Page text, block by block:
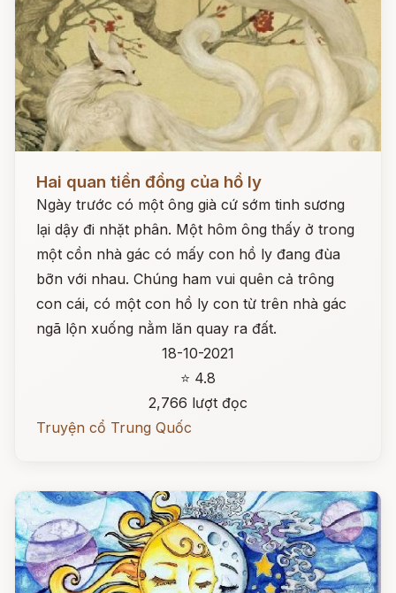
Hai quan tiền đồng của hồ ly
Ngày trước có một ông già cứ sớm tinh sương
lại dậy đi nhặt phân. Một hôm ông thấy ở trong
một cồn nhà gác có mấy con hồ ly đang đùa
bỡn với nhau. Chúng ham vui quên cả trông
con cái, có một con hồ ly con từ trên nhà gác
ngã lộn xuống nằm lăn quay ra đất.
18-10-2021
⭐ 4.8
2,766 lượt đọc
Truyện cổ Trung Quốc